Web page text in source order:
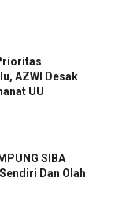
AZWI Desak
UU
SIBA
Dan Olah